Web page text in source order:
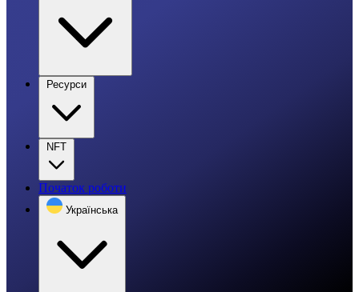
Ресурси
NFT
Початок роботи
Українська